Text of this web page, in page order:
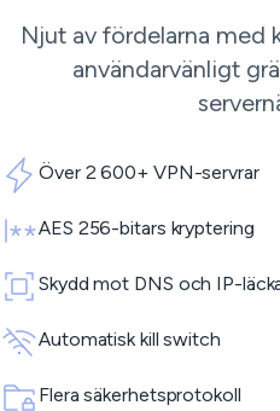
Njut av fördelarna med
användarvänligt
Över 2 600+ VPN-servrar
AES 256-bitars kryptering
Skydd mot DNS och IP-
Automatisk kill switch
Flera säkerhetsprotokoll